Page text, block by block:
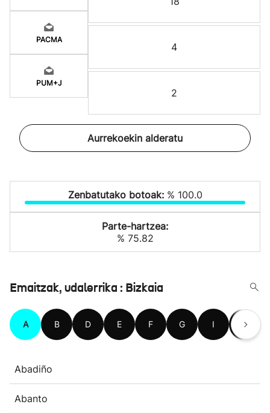
PACMA
PUM+J
4
2
Aurrekoekin alderatu
Zenbatutako botoak: % 100.0
Parte-hartzea:
% 75.82
Emaitzak, udalerrika : Bizkaia
A B D E F G I J
Abadiño
Abanto